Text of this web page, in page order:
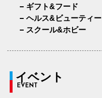
ギフト&フード
ヘルス&ビューティー
スクール&ホビー
イベント
EVENT